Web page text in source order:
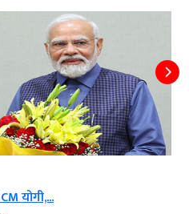
योगी,...